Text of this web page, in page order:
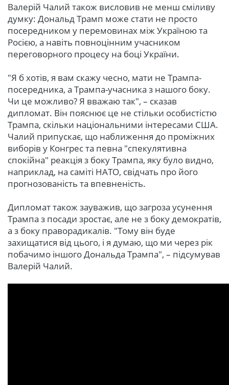
Валерій Чалий також висловив не менш сміливу
думку: Дональд Трамп може стати не просто
посередником у перемовинах між Україною та
Росією, а навіть повноцінним учасником
переговорного процесу на боці України.
"Я б хотів, я вам скажу чесно, мати не Трампа-
посередника, а Трампа-учасника з нашого боку.
Чи це можливо? Я вважаю так", – сказав
дипломат. Він пояснює це не стільки особистістю
Трампа, скільки національними інтересами США.
Чалий припускає, що наближення до проміжних
виборів у Конгрес та певна "спекулятивна
спокійна" реакція з боку Трампа, яку було видно,
наприклад, на саміті НАТО, свідчать про його
прогнозованість та впевненість.
Дипломат також зауважив, що загроза усунення
Трампа з посади зростає, але не з боку демократів,
а з боку праворадикалів. "Тому він буде
захищатися від цього, і я думаю, що ми через рік
побачимо іншого Дональда Трампа", – підсумував
Валерій Чалий.